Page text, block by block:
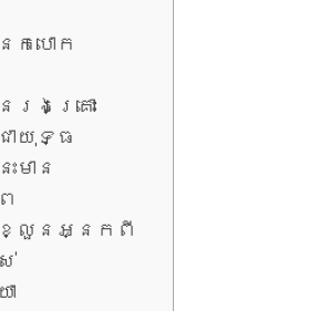
កបោក
ងគ្រោះ
ាយុទ្ធ
មាន
រខ្លួនអ្នកពី